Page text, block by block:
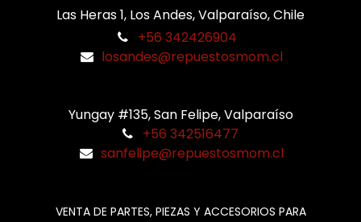
Las Heras 1, Los Andes, Valparaíso, Chile
+56 342426904
losandes@repuestosmom.cl
Yungay #135, San Felipe, Valparaíso
+56 342516477
sanfelipe@repuestosmom.cl
VENTA DE PARTES, PIEZAS Y ACCESORIOS PARA